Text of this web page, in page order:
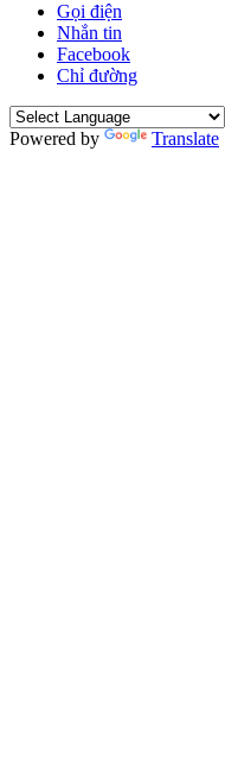
Gọi điện
Nhắn tin
Facebook
Chỉ đường
Powered by Translate